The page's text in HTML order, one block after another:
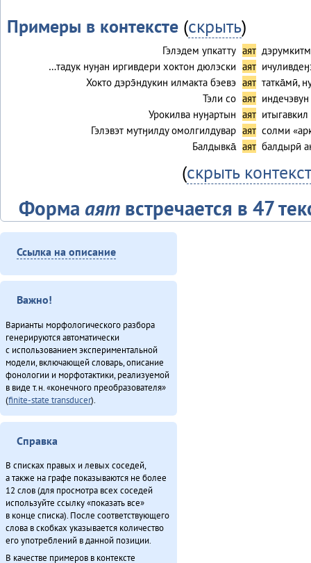
Примеры в контексте(скрыть)
Гэлэдем упкатту аят
…тадук нуӈан иргивдери хоктон дюлэски аят
Хокто дэрэ̄ндукин илмакта бэевэ аят татка̄мӣ,
Тэли со аят
Урокилва нуӈартын аят
Гэлэвэт мутӈилду омолгилдувар аят солми
Балдывка̄ аят балдырӣ
(скрыть контекст
Форма аят встречается в 47
Алагуды совет (2013)
Ванавараӈи таткиттун юбилей (2013)
Губернаторвун «севергар» статустулин (2013)
Дуннэ баилин. «Бугава дэсутвэт» (2013)
Дялит: автоматизация униеду (2013)
Илмакталду поход (2013)
Конкурс «Мэнӈи турэн» (2013)
Куюмбаӈи нонопты таткит-дюн (2013)
Минӈи «Эвэды ин» газета (2013)
«Мучун» – Омакта аннгани [1] (2013)
«Мучун» – Омакта анӈани [2] (2013)
Мэнӈи хаван (2013)
Мэӈрундя-мата (1981)
Неӈнери Этэечимни тырганин (2013)
Оларил асал денчалин (2013)
Олдонындя-акияндя, тадук Нюӈурдок Уняптукэннюн (1980)
Омакта министерство хаван (2013)
Ссылка на описание
Важно!
Варианты морфологического разбора
генерируются автоматически
с использованием экспериментальной
модели, включающей словарь, описание
фонологии и морфотактики, реализуемой
в виде т.н. «конечного преобразователя»
(finite-state transducer).
Справка
В списках правых и левых соседей,
а также на графе показываются не более
12 слов (для просмотра всех соседей
используйте ссылку «показать все»
в конце списка). После соответствующего
слова в скобках указывается количество
его употреблений в данной позиции.
В качестве примеров в контексте